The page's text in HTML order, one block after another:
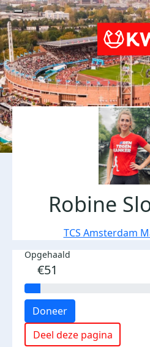
Robine
TCS Amsterdam
Opgehaald
€51
Doneer
Deel deze pagina